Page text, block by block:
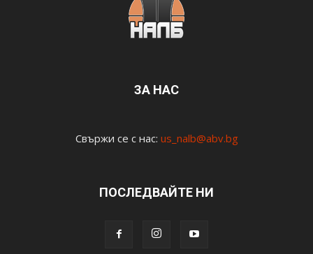
ЗА НАС
Свържи се с нас: us_nalb@abv.bg
ПОСЛЕДВАЙТЕ НИ